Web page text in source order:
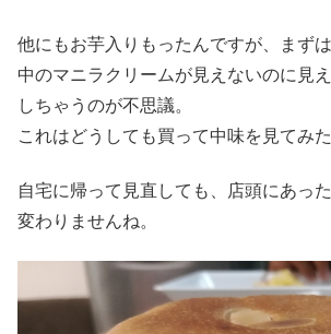
他にもお芋入りもったんですが、まずは
中のマニラクリームが見えないのに見
しちゃうのが不思議。
これはどうしても買って中味を見てみた
自宅に帰って見直しても、店頭にあっ
変わりませんね。